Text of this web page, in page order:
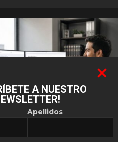
ES NOTICIA
Automatización de las
A NUESTRO
Apellidos